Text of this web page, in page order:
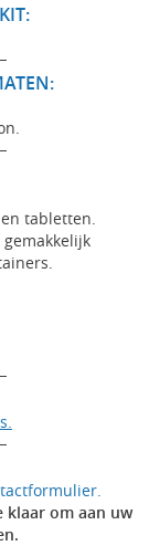
tabletten.
klaar om aan uw